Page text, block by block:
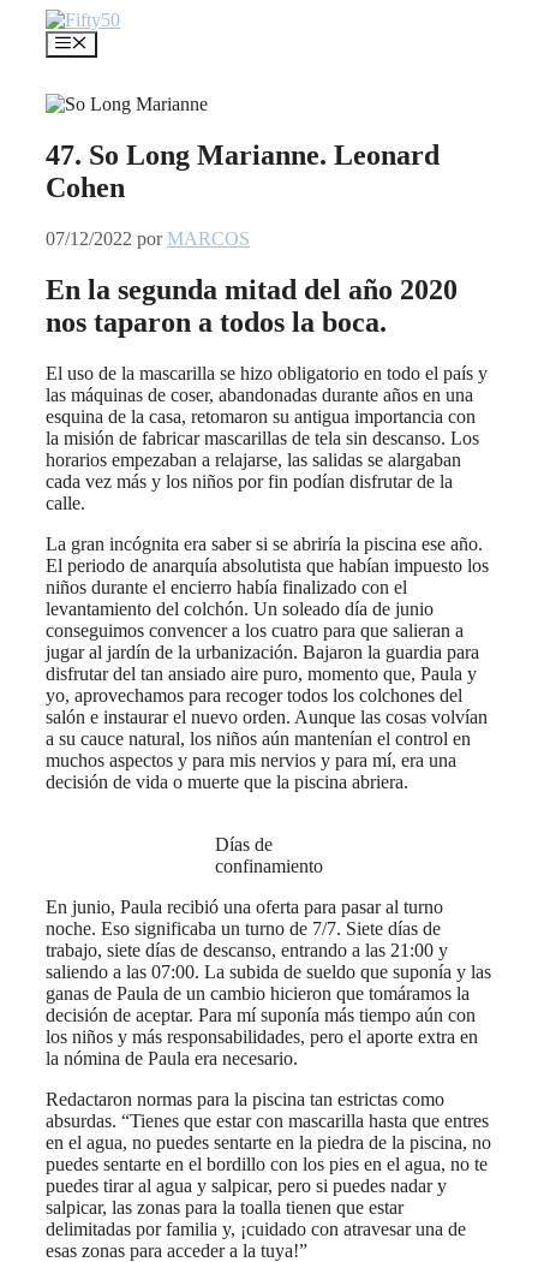
Saltar
contenido
Menú
47. So Long Marianne. Leonard
Cohen
07/12/2022 por MARCOS
En la segunda mitad del año 2020
nos taparon a todos la boca.
El uso de la mascarilla se hizo obligatorio en todo el país y
las máquinas de coser, abandonadas durante años en una
esquina de la casa, retomaron su antigua importancia con
la misión de fabricar mascarillas de tela sin descanso. Los
horarios empezaban a relajarse, las salidas se alargaban
cada vez más y los niños por fin podían disfrutar de la
calle.
La gran incógnita era saber si se abriría la piscina ese año.
El periodo de anarquía absolutista que habían impuesto los
niños durante el encierro había finalizado con el
levantamiento del colchón. Un soleado día de junio
conseguimos convencer a los cuatro para que salieran a
jugar al jardín de la urbanización. Bajaron la guardia para
disfrutar del tan ansiado aire puro, momento que, Paula y
yo, aprovechamos para recoger todos los colchones del
salón e instaurar el nuevo orden. Aunque las cosas volvían
a su cauce natural, los niños aún mantenían el control en
muchos aspectos y para mis nervios y para mí, era una
decisión de vida o muerte que la piscina abriera.
Días de
confinamiento
En junio, Paula recibió una oferta para pasar al turno
noche. Eso significaba un turno de 7/7. Siete días de
trabajo, siete días de descanso, entrando a las 21:00 y
saliendo a las 07:00. La subida de sueldo que suponía y las
ganas de Paula de un cambio hicieron que tomáramos la
decisión de aceptar. Para mí suponía más tiempo aún con
los niños y más responsabilidades, pero el aporte extra en
la nómina de Paula era necesario.
Redactaron normas para la piscina tan estrictas como
absurdas. “Tienes que estar con mascarilla hasta que entres
en el agua, no puedes sentarte en la piedra de la piscina, no
puedes sentarte en el bordillo con los pies en el agua, no te
puedes tirar al agua y salpicar, pero si puedes nadar y
salpicar, las zonas para la toalla tienen que estar
delimitadas por familia y, ¡cuidado con atravesar una de
esas zonas para acceder a la tuya!”